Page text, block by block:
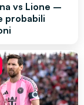
vs Lione –
probabili